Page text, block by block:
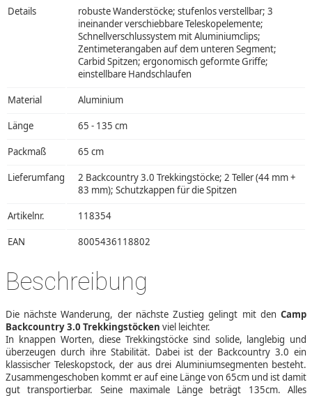
Details
robuste Wanderstöcke; stufenlos verstellbar; 3
ineinander verschiebbare Teleskopelemente;
Schnellverschlussystem mit Aluminiumclips;
Zentimeterangaben auf dem unteren Segment;
Carbid Spitzen; ergonomisch geformte Griffe;
einstellbare Handschlaufen
Material Aluminium
Länge 65 - 135 cm
Packmaß 65 cm
Lieferumfang
2 Backcountry 3.0 Trekkingstöcke; 2 Teller (44 mm +
83 mm); Schutzkappen für die Spitzen
Artikelnr. 118354
EAN 8005436118802
Beschreibung
Die nächste Wanderung, der nächste Zustieg gelingt mit den Camp
Backcountry 3.0 Trekkingstöcken viel leichter.
In knappen Worten, diese Trekkingstöcke sind solide, langlebig und
überzeugen durch ihre Stabilität. Dabei ist der Backcountry 3.0 ein
klassischer Teleskopstock, der aus drei Aluminiumsegmenten besteht.
Zusammengeschoben kommt er auf eine Länge von 65cm und ist damit
gut transportierbar. Seine maximale Länge beträgt 135cm. Alles